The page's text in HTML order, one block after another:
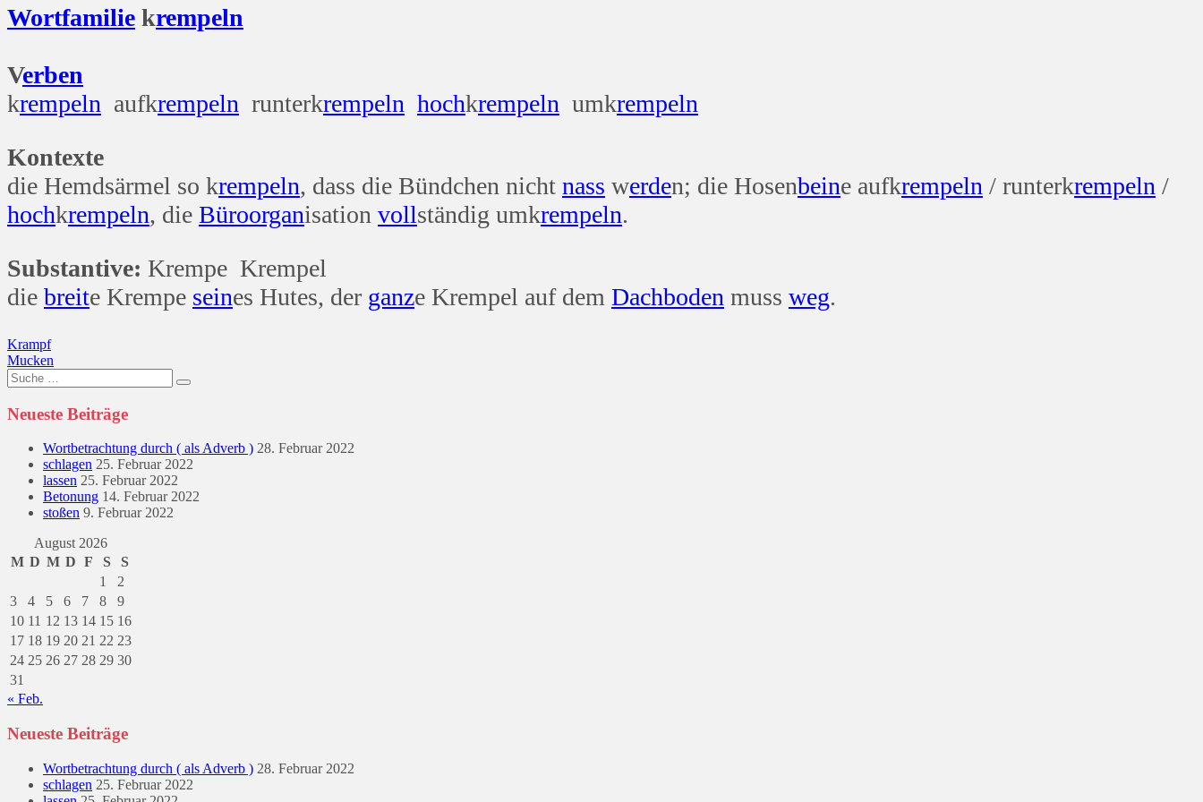
Wortfamilie krempeln
Verben
krempeln aufkrempeln runterkrempeln hochkrempeln umkrempeln
Kontexte
die Hemdsärmel so krempeln, dass die Bündchen nicht nass werden; die Hosenbeine aufkrempeln / runterkrempeln /
hochkrempeln, die Büroorganisation vollständig umkrempeln.
Substantive: Krempe Krempel
die breite Krempe seines Hutes, der ganze Krempel auf dem Dachboden muss weg.
Beitragsnavigation
Krampf
Mucken
Suche
nach:
Neueste Beiträge
Wortbetrachtung durch ( als Adverb ) 28. Februar 2022
schlagen 25. Februar 2022
lassen 25. Februar 2022
Betonung 14. Februar 2022
stoßen 9. Februar 2022
August 2026
M D M D F S
S
1
2
3
4 5 6 7 8
9
10 11 12 13 14 15 16
17 18 19 20 21 22 23
24 25 26 27 28 29 30
31
« Feb.
Neueste Beiträge
Wortbetrachtung durch ( als Adverb ) 28. Februar 2022
schlagen 25. Februar 2022